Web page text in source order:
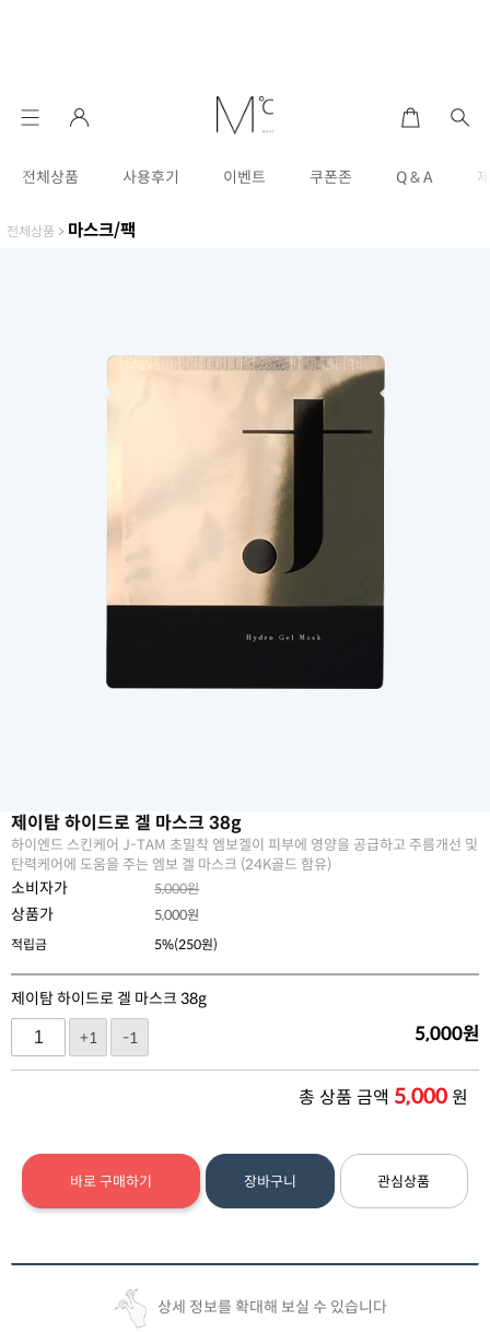
전체상품 사용후기 이벤트 쿠폰존 Q & A
전체상품 > 마스크/팩
제이탐 하이드로 겔 마스크 38g
하이엔드 스킨케어 J-TAM 초밀착 엠보겔이 피부에 영양을 공급하고 주름개선 및
탄력케어에 도움을 주는 엠보 겔 마스크 (24K골드 함유)
소비자가 5,000원
상품가 5,000원
적립금
5%(250원)
제이탐 하이드로 겔 마스크 38g
+1
-1 5,000원
총 상품 금액 5,000원
바로 구매하기 장바구니 관심상품
상세 정보를 확대해 보실 수 있습니다